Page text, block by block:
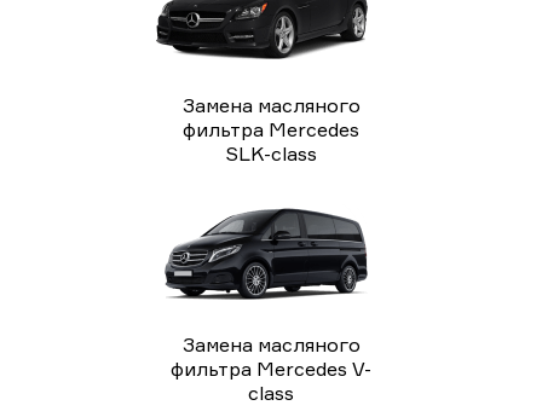
Замена масляного
фильтра Mercedes
SLK-class
Замена масляного
фильтра Mercedes V-
class